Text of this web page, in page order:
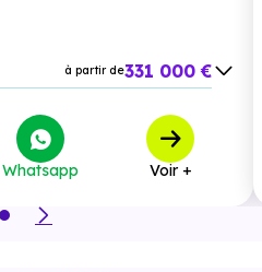
à partir de331 000 €
à partir de 964 000 €
Whatsapp Voir +